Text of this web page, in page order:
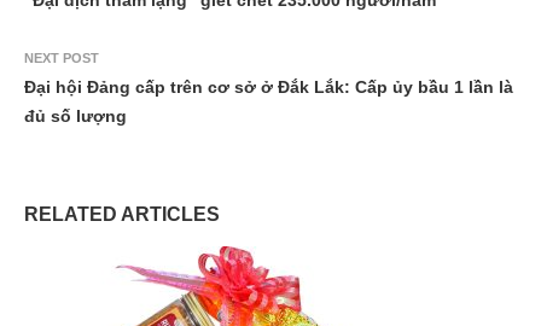
NEXT POST
Đại hội Đảng cấp trên cơ sở ở Đắk Lắk: Cấp ủy bầu 1 lần là
đủ số lượng
RELATED ARTICLES